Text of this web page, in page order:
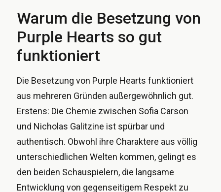
Warum die Besetzung von
Purple Hearts so gut
funktioniert
Die Besetzung von Purple Hearts funktioniert
aus mehreren Gründen außergewöhnlich gut.
Erstens: Die Chemie zwischen Sofia Carson
und Nicholas Galitzine ist spürbar und
authentisch. Obwohl ihre Charaktere aus völlig
unterschiedlichen Welten kommen, gelingt es
den beiden Schauspielern, die langsame
Entwicklung von gegenseitigem Respekt zu